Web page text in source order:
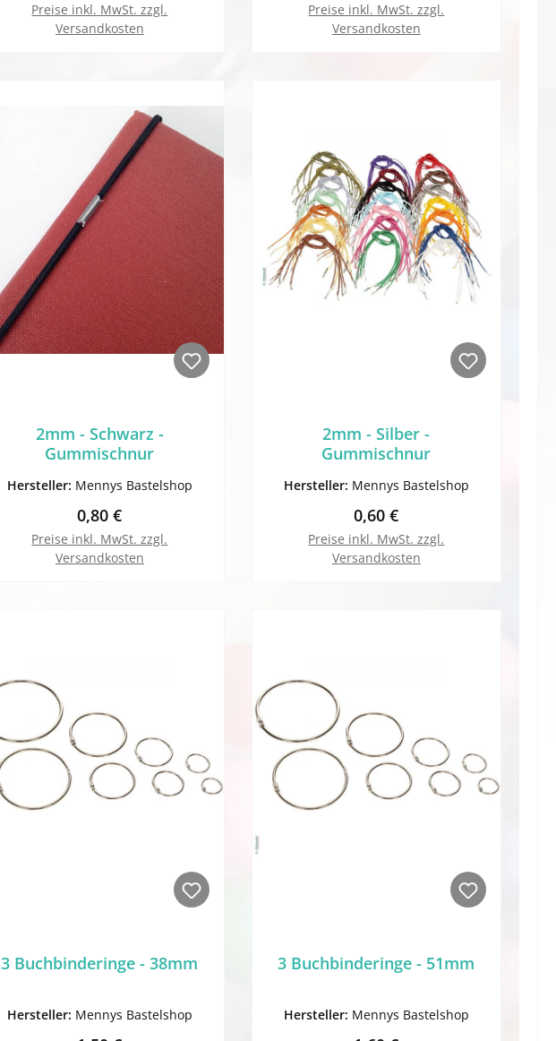
Preise inkl. MwSt. zzgl.
Versandkosten
Preise inkl. MwSt. zzgl.
Versandkosten
2mm - Schwarz -
Gummischnur
Hersteller: Mennys Bastelshop
Regulärer Preis:
0,80 €
Preise inkl. MwSt. zzgl.
Versandkosten
2mm - Silber -
Gummischnur
Hersteller: Mennys Bastelshop
Regulärer Preis:
0,60 €
Preise inkl. MwSt. zzgl.
Versandkosten
3 Buchbinderinge - 38mm
Hersteller: Mennys Bastelshop
3 Buchbinderinge - 51mm
Hersteller: Mennys Bastelshop